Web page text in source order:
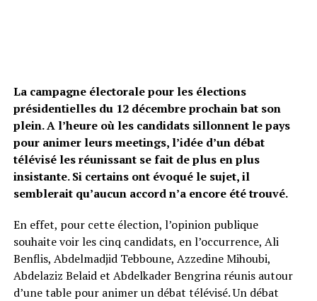
La campagne électorale pour les élections
présidentielles du 12 décembre prochain bat son
plein. A l’heure où les candidats sillonnent le pays
pour animer leurs meetings, l’idée d’un débat
télévisé les réunissant se fait de plus en plus
insistante. Si certains ont évoqué le sujet, il
semblerait qu’aucun accord n’a encore été trouvé.
En effet, pour cette élection, l’opinion publique
souhaite voir les cinq candidats, en l’occurrence, Ali
Benflis, Abdelmadjid Tebboune, Azzedine Mihoubi,
Abdelaziz Belaid et Abdelkader Bengrina réunis autour
d’une table pour animer un débat télévisé. Un débat